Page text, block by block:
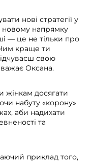
нові стратегії у
новому напрямку
— це не тільки про
краще ти
свою
Оксана.
жінкам досягати
набуту «корону»
аби надихати
та
приклад того,